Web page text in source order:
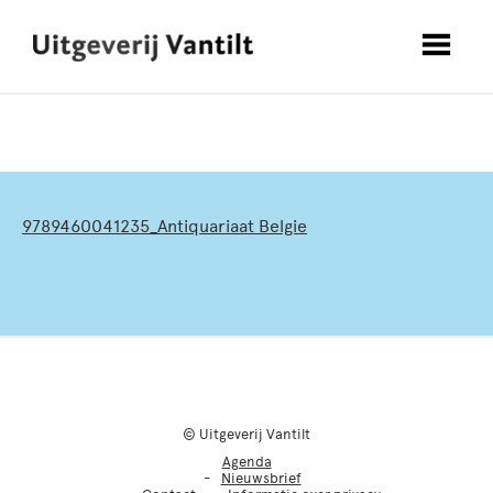
9789460041235_Antiquariaat Belgie
© Uitgeverij Vantilt
Agenda
Nieuwsbrief